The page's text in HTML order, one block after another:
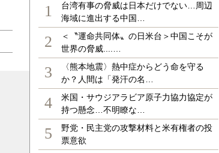
フジの株主総会で、なぜ、現経営陣が信任されたのか（
1
台湾有事の脅威は日本だけでない…周辺
海域に進出する中国…
2
＜〝運命共同体〟の日米台＞中国こそが
世界の脅威....…
3
〈熊本地震〉熱中症からどう命を守る
か？人間は「発汗の名…
4
米国・サウジアラビア原子力協力協定が
持つ懸念…不明瞭な…
5
野党・民主党の攻撃材料と米有権者の投
票意欲